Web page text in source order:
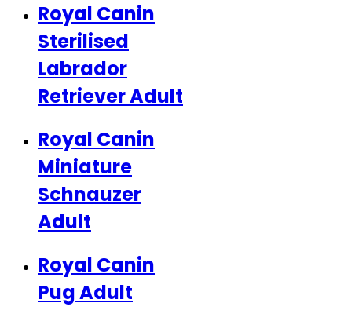
Royal Canin
Sterilised
Labrador
Retriever Adult
Royal Canin
Miniature
Schnauzer
Adult
Royal Canin
Pug Adult